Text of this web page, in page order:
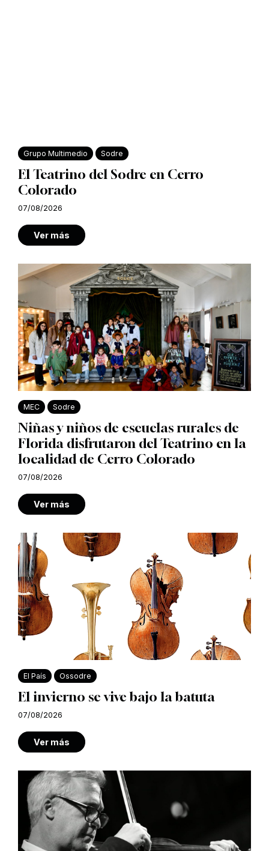
Grupo Multimedio Sodre
El Teatrino del Sodre en Cerro
Colorado
07/08/2026
Ver más
MEC Sodre
Niñas y niños de escuelas rurales de
Florida disfrutaron del Teatrino en la
localidad de Cerro Colorado
07/08/2026
Ver más
El País Ossodre
El invierno se vive bajo la batuta
07/08/2026
Ver más